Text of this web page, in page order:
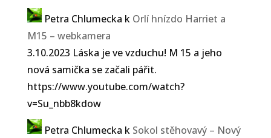
Petra Chlumecka k Orlí hnízdo Harriet a
M15 – webkamera
3.10.2023 Láska je ve vzduchu! M 15 a jeho
nová samička se začali pářit.
https://www.youtube.com/watch?
v=Su_nbb8kdow
Petra Chlumecka k Sokol stěhovavý – Nový